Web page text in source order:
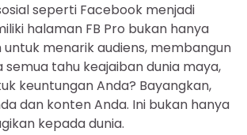
seperti Facebook menjadi
halaman FB Pro bukan hanya
menarik audiens, membangun
tahu keajaiban dunia maya,
keuntungan Anda? Bayangkan,
dan konten Anda. Ini bukan hanya
kepada dunia.